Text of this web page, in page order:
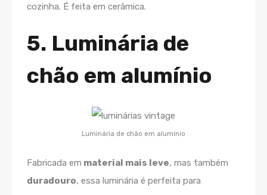
cozinha. É feita em cerâmica.
5. Luminária de
chão em alumínio
Luminária de chão em alumínio
Fabricada em material mais leve, mas também
duradouro, essa luminária é perfeita para